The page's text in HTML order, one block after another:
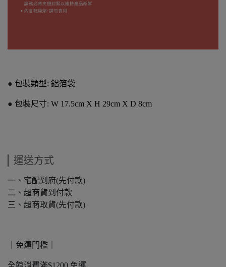
● 包裝類型: 鋁箔袋
● 包裝尺寸: W 17.5cm X H 29cm X D 8cm
運送方式
一、宅配到府(先付款)
二、超商貨到付款
三、超商取貨(先付款)
｜​免運門檻｜
全館消費滿$1200 免運